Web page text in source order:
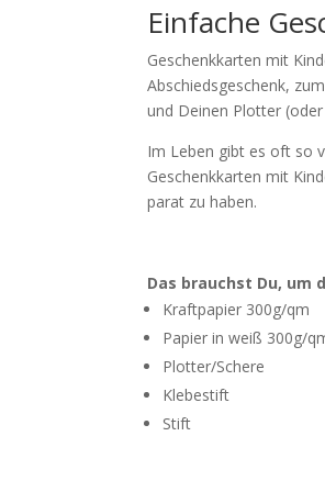
Einfache
Geschenkkarten mit
Abschiedsgeschenk,
und Deinen Plotter
Im Leben gibt es oft so
Geschenkkarten mit
parat zu haben.
Das brauchst Du, um
Kraftpapier 300g/qm
Papier in weiß 300g/
Plotter/Schere
Klebestift
Stift